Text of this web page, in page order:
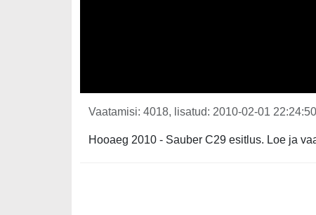
Vaatamisi: 4018, lisatud: 2010-02-01
Hooaeg 2010 - Sauber C29 esitlus. Loe ja